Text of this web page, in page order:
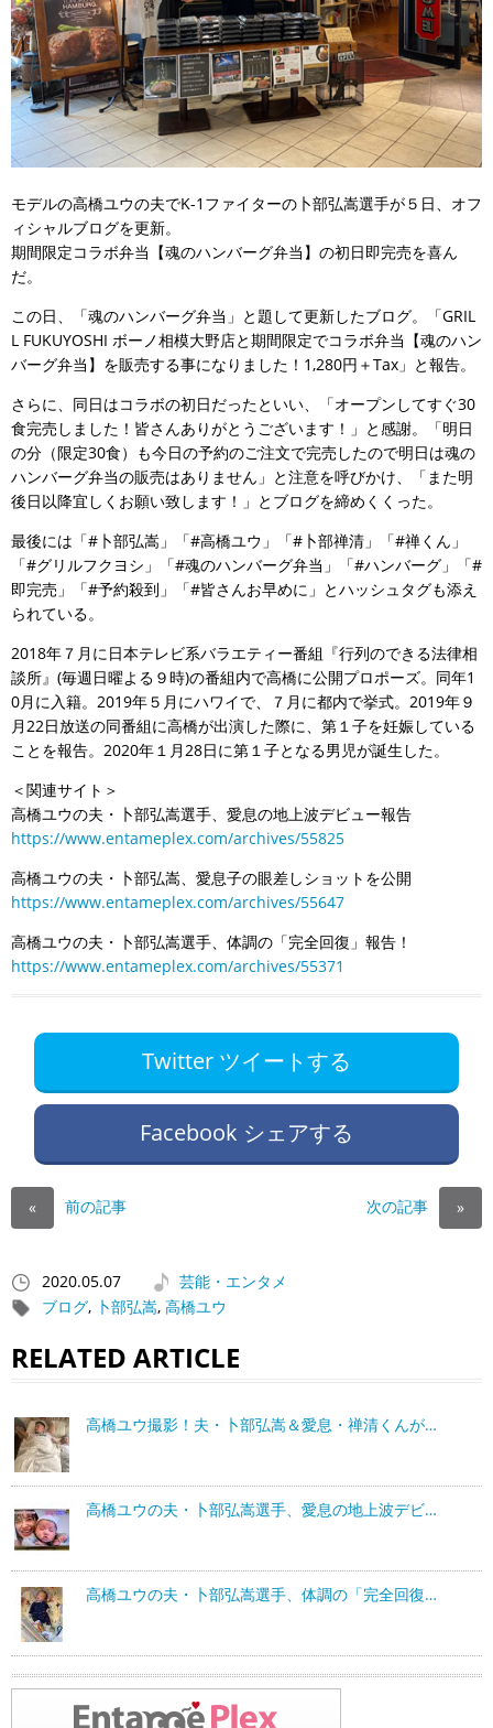
モデルの高橋ユウの夫でK-1ファイターの卜部弘嵩選手が５日、オフ
ィシャルブログを更新。
期間限定コラボ弁当【魂のハンバーグ弁当】の初日即完売を喜ん
だ。
この日、「魂のハンバーグ弁当」と題して更新したブログ。「GRIL
L FUKUYOSHI ボーノ相模大野店と期間限定でコラボ弁当【魂のハン
バーグ弁当】を販売する事になりました！1,280円＋Tax」と報告。
さらに、同日はコラボの初日だったといい、「オープンしてすぐ30
食完売しました！皆さんありがとうございます！」と感謝。「明日
の分（限定30食）も今日の予約のご注文で完売したので明日は魂の
ハンバーグ弁当の販売はありません」と注意を呼びかけ、「また明
後日以降宜しくお願い致します！」とブログを締めくくった。
最後には「#卜部弘嵩」「#高橋ユウ」「#卜部禅清」「#禅くん」
「#グリルフクヨシ」「#魂のハンバーグ弁当」「#ハンバーグ」「#
即完売」「#予約殺到」「#皆さんお早めに」とハッシュタグも添え
られている。
2018年７月に日本テレビ系バラエティー番組『行列のできる法律相
談所』(毎週日曜よる９時)の番組内で高橋に公開プロポーズ。同年1
0月に入籍。2019年５月にハワイで、７月に都内で挙式。2019年９
月22日放送の同番組に高橋が出演した際に、第１子を妊娠している
ことを報告。2020年１月28日に第１子となる男児が誕生した。
＜関連サイト＞
高橋ユウの夫・卜部弘嵩選手、愛息の地上波デビュー報告
https://www.entameplex.com/archives/55825
高橋ユウの夫・卜部弘嵩、愛息子の眼差しショットを公開
https://www.entameplex.com/archives/55647
高橋ユウの夫・卜部弘嵩選手、体調の「完全回復」報告！
https://www.entameplex.com/archives/55371
Twitter ツイートする
Facebook シェアする
« 前の記事 次の記事 »
2020.05.07
芸能・エンタメ
ブログ, 卜部弘嵩, 高橋ユウ
RELATED ARTICLE
高橋ユウ撮影！夫・卜部弘嵩＆愛息・禅清くんが…
高橋ユウの夫・卜部弘嵩選手、愛息の地上波デビ…
高橋ユウの夫・卜部弘嵩選手、体調の「完全回復…